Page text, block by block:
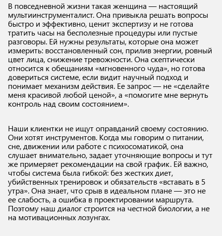
В повседневной жизни такая женщина — настоящий
мультиинструменталист. Она привыкла решать вопросы
быстро и эффективно, ценит экспертизу и не готова
тратить часы на бесполезные процедуры или пустые
разговоры. Ей нужны результаты, которые она может
измерить: восстановленный сон, прилив энергии, ровный
цвет лица, снижение тревожности. Она скептически
относится к обещаниям «мгновенного чуда», но готова
довериться системе, если видит научный подход и
понимает механизм действия. Ее запрос — не «сделайте
меня красивой любой ценой», а «помогите мне вернуть
контроль над своим состоянием».
Наши клиентки не ищут оправданий своему состоянию.
Они хотят инструментов. Когда мы говорим о питании,
сне, движении или работе с психосоматикой, она
слушает внимательно, задает уточняющие вопросы и тут
же примеряет рекомендации на свой график. Ей важно,
чтобы система была гибкой: без жестких диет,
убийственных тренировок и обязательств «вставать в 5
утра». Она знает, что срыв в идеальном плане — это не
ее слабость, а ошибка в проектировании маршрута.
Поэтому наш диалог строится на честной биологии, а не
на мотивационных лозунгах.